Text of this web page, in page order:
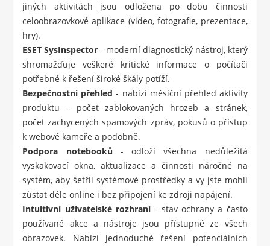
jiných aktivitách jsou odložena po dobu činnosti
celoobrazovkové aplikace (video, fotografie, prezentace,
hry).
ESET SysInspector - moderní diagnostický nástroj, který
shromažďuje veškeré kritické informace o počítači
potřebné k řešení široké škály potíží.
Bezpečnostní přehled - nabízí měsíční přehled aktivity
produktu – počet zablokovaných hrozeb a stránek,
počet zachycených spamových zpráv, pokusů o přístup
k webové kameře a podobně.
Podpora notebooků - odloží všechna nedůležitá
vyskakovací okna, aktualizace a činnosti náročné na
systém, aby šetřil systémové prostředky a vy jste mohli
zůstat déle online i bez připojení ke zdroji napájení.
Intuitivní uživatelské rozhraní- stav ochrany a často
používané akce a nástroje jsou přístupné ze všech
obrazovek. Nabízí jednoduché řešení potenciálních